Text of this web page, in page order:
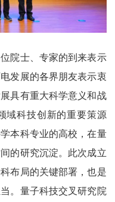
院士、专家的到来表示
发展的各界朋友表示衷
具有重大科学意义和战
域科技创新的重要策源
本科专业的高校，在量
的研究沉淀。此次成立
布局的关键部署，也是
。量子科技交叉研究院